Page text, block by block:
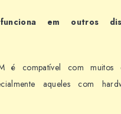
em outros
é compatível com muitos
aqueles com